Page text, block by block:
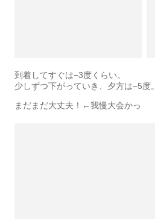
到着してすぐは−3度くらい。
少しずつ下がっていき、夕方は−5度。
まだまだ大丈夫！←我慢大会かっ